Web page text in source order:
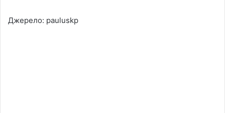
Джерело: pauluskp